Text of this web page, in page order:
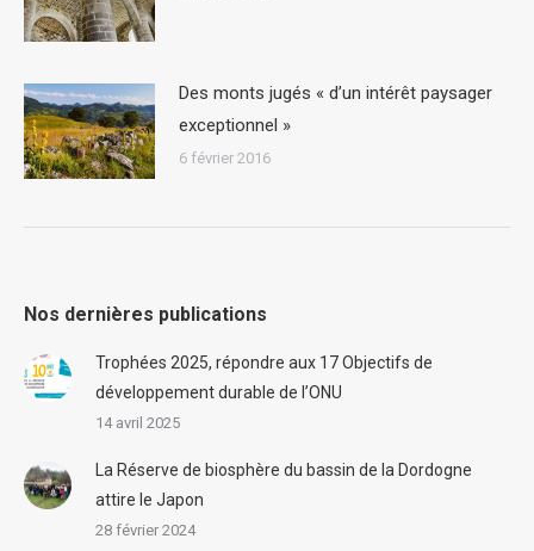
Des monts jugés « d’un intérêt paysager
exceptionnel »
6 février 2016
Nos dernières publications
Trophées 2025, répondre aux 17 Objectifs de
développement durable de l’ONU
14 avril 2025
La Réserve de biosphère du bassin de la Dordogne
attire le Japon
28 février 2024